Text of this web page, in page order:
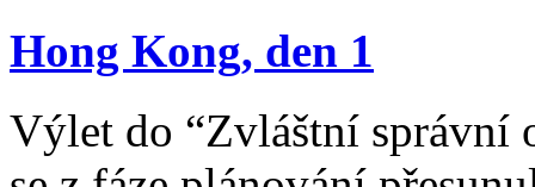
Hong Kong, den 1
Výlet do “Zvláštní správní